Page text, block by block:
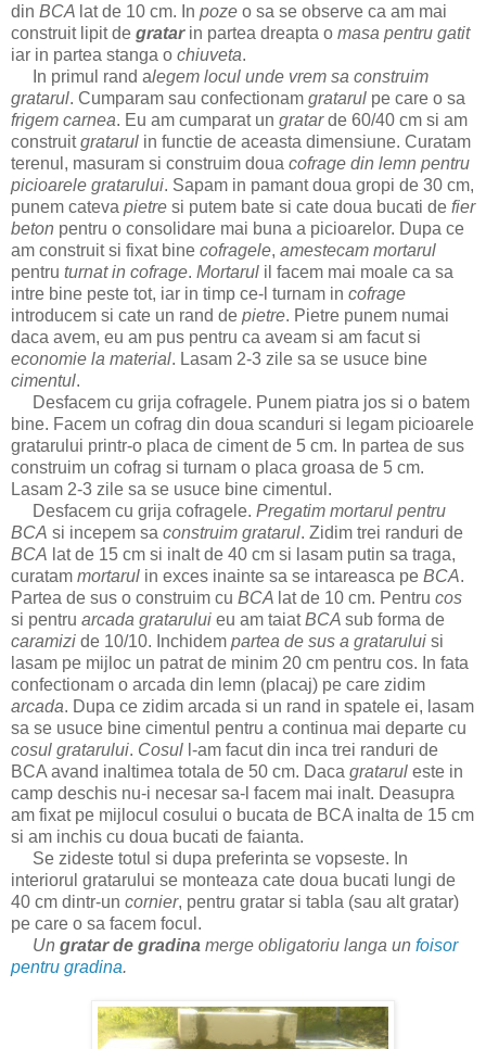
din BCA lat de 10 cm. In poze o sa se observe ca am mai
construit lipit de gratarin partea dreapta o masa pentru gatit
iar in partea stanga o chiuveta.
In primul rand alegem locul unde vrem sa construim
gratarul. Cumparam sau confectionam gratarul pe care o sa
frigem carnea. Eu am cumparat un gratarde 60/40 cm si am
construitgratarul in functie de aceasta dimensiune. Curatam
terenul, masuram si construim doua cofrage din lemn pentru
picioarele gratarului. Sapam in pamant doua gropi de 30 cm,
punem cateva pietre si putem bate si cate doua bucati de fier
beton pentru o consolidare mai buna a picioarelor. Dupa ce
am construit si fixat bine cofragele, amestecam mortarul
pentru turnat in cofrage. Mortarul il facem mai moale ca sa
intre bine peste tot, iar in timp ce-l turnam in cofrage
introducem si cate un rand de pietre. Pietre punem numai
daca avem, eu am pus pentru ca aveam si am facut si
economie la material. Lasam 2-3 zile sa se usuce bine
cimentul.
Desfacem cu grija cofragele. Punem piatra jos si o batem
bine. Facem un cofrag din doua scanduri si legam picioarele
gratarului printr-o placa de ciment de 5 cm. In partea de sus
construim un cofrag si turnam o placa groasa de 5 cm.
Lasam 2-3 zile sa se usuce bine cimentul.
Desfacem cu grija cofragele. Pregatim mortarul pentru
BCA si incepem sa construim gratarul. Zidim trei randuri de
BCA lat de 15 cm si inalt de 40 cm si lasam putin sa traga,
curatam mortarul in exces inainte sa se intareasca pe BCA.
Partea de sus o construim cu BCA lat de 10 cm. Pentru cos
si pentru arcada gratarului eu am taiatBCA sub forma de
caramizi de 10/10. Inchidem partea de sus a gratarului si
lasam pe mijloc un patrat de minim 20 cm pentru cos. In fata
confectionam o arcada din lemn (placaj) pe care zidim
arcada. Dupa ce zidim arcada si un rand in spatele ei, lasam
sa se usuce bine cimentul pentru a continua mai departe cu
cosul gratarului. Cosul l-am facut din inca trei randuri de
BCA avand inaltimea totala de 50 cm. Daca gratarul este in
camp deschis nu-i necesar sa-l facem mai inalt. Deasupra
am fixat pe mijlocul cosului o bucata de BCA inalta de 15 cm
si am inchis cu doua bucati de faianta.
Se zideste totul si dupa preferinta se vopseste. In
interiorul gratarului se monteaza cate doua bucati lungi de
40 cm dintr-un cornier, pentru gratar si tabla (sau alt gratar)
pe care o sa facem focul.
Un gratar de gradina merge obligatoriu langa un foisor
pentru gradina.